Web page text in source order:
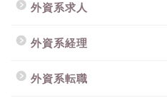
外資系求人
外資系経理
外資系転職